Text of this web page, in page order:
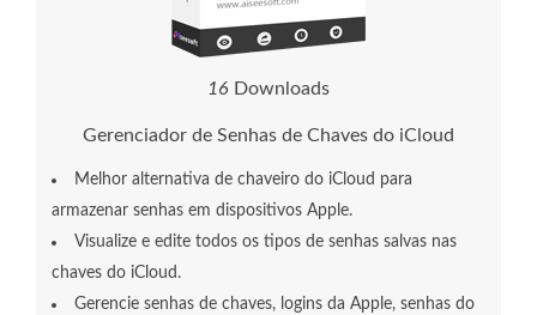
16 Downloads
Gerenciador de Senhas de Chaves do iCloud
Melhor alternativa de chaveiro do iCloud para
armazenar senhas em dispositivos Apple.
Visualize e edite todos os tipos de senhas salvas nas
chaves do iCloud.
Gerencie senhas de chaves, logins da Apple, senhas do